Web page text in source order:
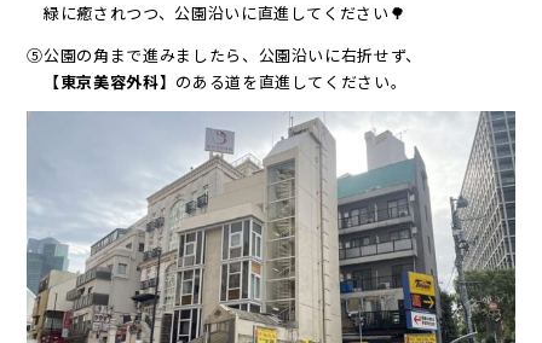
緑に癒されつつ、公園沿いに直進してください🌳
⑤公園の角まで進みましたら、公園沿いに右折せず、
【東京美容外科】 のある道を直進してください。